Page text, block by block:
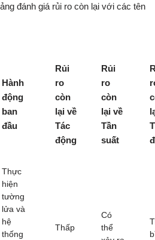
đánh giá rủi ro còn lại với các tên
Hành
động
ban
đầu
Rủi
ro
còn
lại về
Tác
động
Rủi
ro
còn
lại về
Tần
suất
Thực
hiện
tường
lửa và
hệ
thống
Thấp
Có
thể